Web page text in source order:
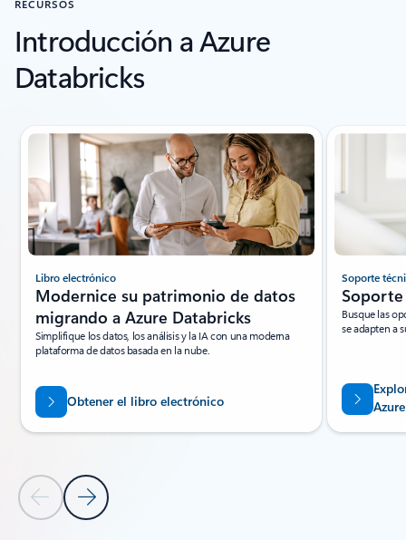
RECURSOS
Introducción a Azure
Databricks
Mostrando diapositiva 1 de 5
Diapositiva anterior
Diapositiva siguiente
Libro electrónico
Modernice su patrimonio de datos
migrando a Azure Databricks
Simplifique los datos, los análisis y la IA con una moderna
plataforma de datos basada en la nube.
Obtener el libro electrónico
Soporte
Busque las
se adapten a
Azure